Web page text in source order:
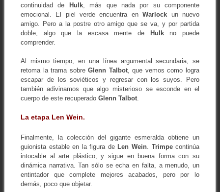
continuidad de Hulk, más que nada por su componente
emocional. El piel verde encuentra enWarlock un nuevo
amigo. Pero a la postre otro amigo que se va, y por partida
doble, algo que la escasa mente de Hulkno puede
comprender.
Al mismo tiempo, en una línea argumental secundaria, se
retoma la trama sobreGlenn Talbot, que vemos como logra
escapar de los soviéticos y regresar con los suyos. Pero
también adivinamos que algo misterioso se esconde en el
cuerpo de este recuperado Glenn Talbot.
La etapa Len Wein.
Finalmente, la colección del gigante esmeralda obtiene un
guionista estable en la figura deLen Wein. Trimpecontinúa
intocable al arte plástico, y sigue en buena forma con su
dinámica narrativa. Tan sólo se echa en falta, a menudo, un
entintador que complete mejores acabados, pero por lo
demás, poco que objetar.